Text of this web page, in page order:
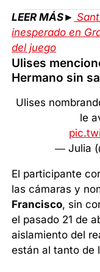
LEER MÁS►
inesperado en
del juego
Ulises
Hermano sin
Ulises
le
— Julia
El participante
las cámaras y
Francisco, sin
el pasado 21 de
aislamiento del
están al tanto de